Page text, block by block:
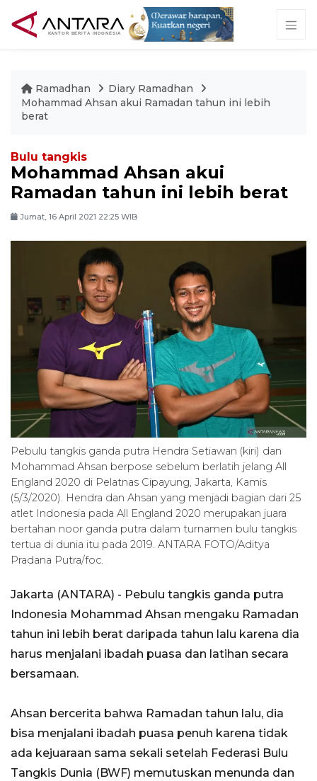
Ramadhan
Diary Ramadhan
Mohammad Ahsan akui Ramadan tahun ini lebih
berat
Bulu tangkis
Mohammad Ahsan akui
Ramadan tahun ini lebih berat
Jumat, 16 April 2021 22:25 WIB
Pebulu tangkis ganda putra Hendra Setiawan (kiri) dan
Mohammad Ahsan berpose sebelum berlatih jelang All
England 2020 di Pelatnas Cipayung, Jakarta, Kamis
(5/3/2020). Hendra dan Ahsan yang menjadi bagian dari 25
atlet Indonesia pada All England 2020 merupakan juara
bertahan noor ganda putra dalam turnamen bulu tangkis
tertua di dunia itu pada 2019. ANTARA FOTO/Aditya
Pradana Putra/foc.
Jakarta (ANTARA) - Pebulu tangkis ganda putra
Indonesia Mohammad Ahsan mengaku Ramadan
tahun ini lebih berat daripada tahun lalu karena dia
harus menjalani ibadah puasa dan latihan secara
bersamaan.
Ahsan bercerita bahwa Ramadan tahun lalu, dia
bisa menjalani ibadah puasa penuh karena tidak
ada kejuaraan sama sekali setelah Federasi Bulu
Tangkis Dunia (BWF) memutuskan menunda dan